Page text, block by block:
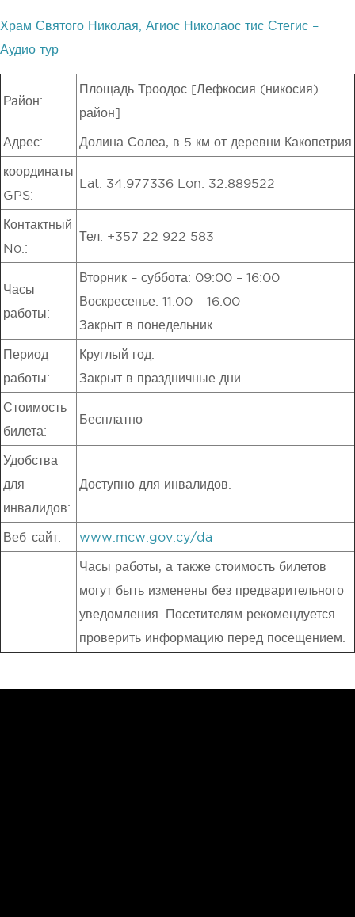
Храм Святого Николая, Агиос Николаос тис Стегис –
Аудио тур
Район:
Площадь Троодос [Лефкосия (никосия)
район]
Адрес: Долина Солеа, в 5 км от деревни Какопетрия
координаты
GPS:
Lat: 34.977336 Lon: 32.889522
Контактный
No.:
Тел: +357 22 922 583
Часы
работы:
Вторник – суббота: 09:00 – 16:00
Воскресенье: 11:00 – 16:00
Закрыт в понедельник.
Период
работы:
Круглый год.
Закрыт в праздничные дни.
Стоимость
билета:
Бесплатно
Удобства
для
инвалидов:
Доступно для инвалидов.
Веб-сайт: www.mcw.gov.cy/da
Часы работы, а также стоимость билетов
могут быть изменены без предварительного
уведомления. Посетителям рекомендуется
проверить информацию перед посещением.